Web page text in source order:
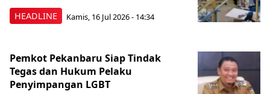
HEADLINE Kamis, 16 Jul 2026 - 14:34
Pemkot Pekanbaru Siap Tindak
Tegas dan Hukum Pelaku
Penyimpangan LGBT